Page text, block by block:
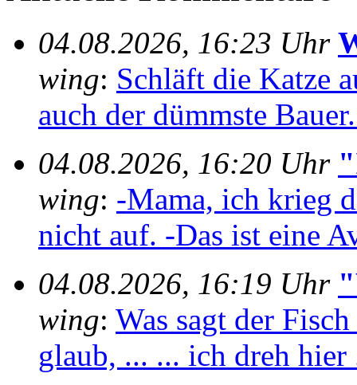
04.08.2026, 16:23 Uhr
wing: Schläft die Katze
auch der dümmste
04.08.2026, 16:20 Uhr
wing: -Mama, ich krieg
nicht auf. -Das ist eine
04.08.2026, 16:19 Uhr
wing: Was sagt der
glaub, ... ... ich dreh hier